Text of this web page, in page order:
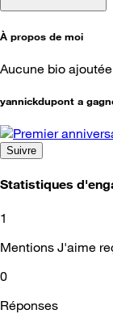
À propos de moi
Aucune bio ajoutée
yannickdupont a
Suivre
Statistiques
1
Mentions J'aime
0
Réponses